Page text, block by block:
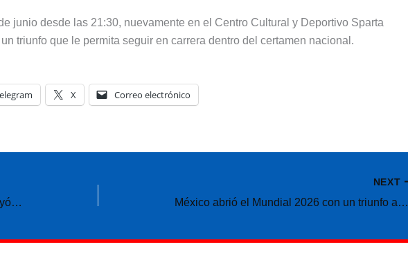
junio desde las 21:30, nuevamente en el Centro Cultural y Deportivo Sparta
triunfo que le permita seguir en carrera dentro del certamen nacional.
X Correo electrónico
Con protagonismo sanjuanino, Argentina cayó ante Serbia en su debut en la VNL 2026
NEXT
México abrió el Mundial 2026 con un triunfo ante Sudáfrica en un partido histórico por las expulsiones